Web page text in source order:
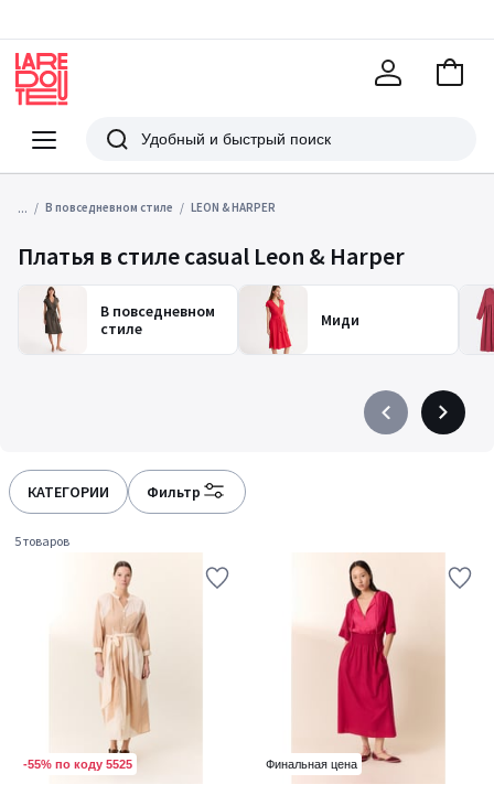
Меню
Redoute
Поиск
В
... В повседневном стиле LEON & HARPER
Платья в стиле casual Leon & Harper
В повседневном
стиле
Миди
PrécédentSuivant
КАТЕГОРИИ Фильтр
5 товаров
-55% по коду 5525 Финальная цена